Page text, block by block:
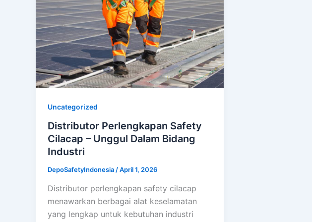
Uncategorized
Distributor Perlengkapan Safety
Cilacap – Unggul Dalam Bidang
Industri
DepoSafetyIndonesia/April 1, 2026
Distributor perlengkapan safety cilacap
menawarkan berbagai alat keselamatan
yang lengkap untuk kebutuhan industri